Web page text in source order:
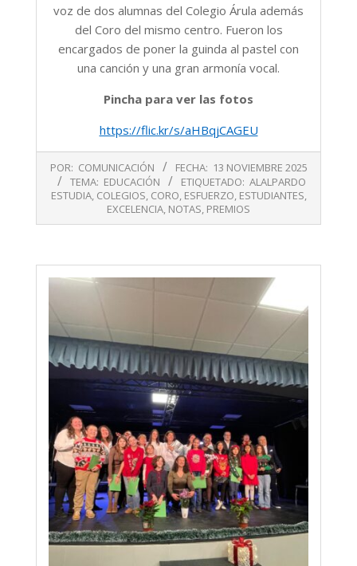
voz de dos alumnas del Colegio Árula además
del Coro del mismo centro. Fueron los
encargados de poner la guinda al pastel con
una canción y una gran armonía vocal.
Pincha para ver las fotos
https://flic.kr/s/aHBqjCAGEU
11-
POR: COMUNICACIÓN FECHA: 13 NOVIEMBRE 2025
TEMA: EDUCACIÓN ETIQUETADO: ALALPARDO
ESTUDIA, COLEGIOS, CORO, ESFUERZO, ESTUDIANTES,
EXCELENCIA, NOTAS, PREMIOS